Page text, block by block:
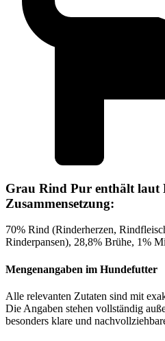
Grau Rind Pur enthält laut
Zusammensetzung:
70% Rind (Rinderherzen,
Rinderpansen), 28,8% Brühe, 1%
Mengenangaben im Hundefutter
Alle relevanten Zutaten sind mit
Die Angaben stehen vollständig
besonders klare und